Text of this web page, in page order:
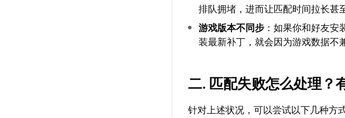
排队拥堵，进而让匹配时间拉长甚
游戏版本不同步 ：如果你和好友
装最新补丁，就会因为游戏数据不
二. 匹配失败怎么处理？
针对上述状况，可以尝试以下几种方